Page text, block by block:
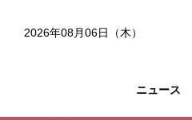
2026年08月06日（木）
ニュース